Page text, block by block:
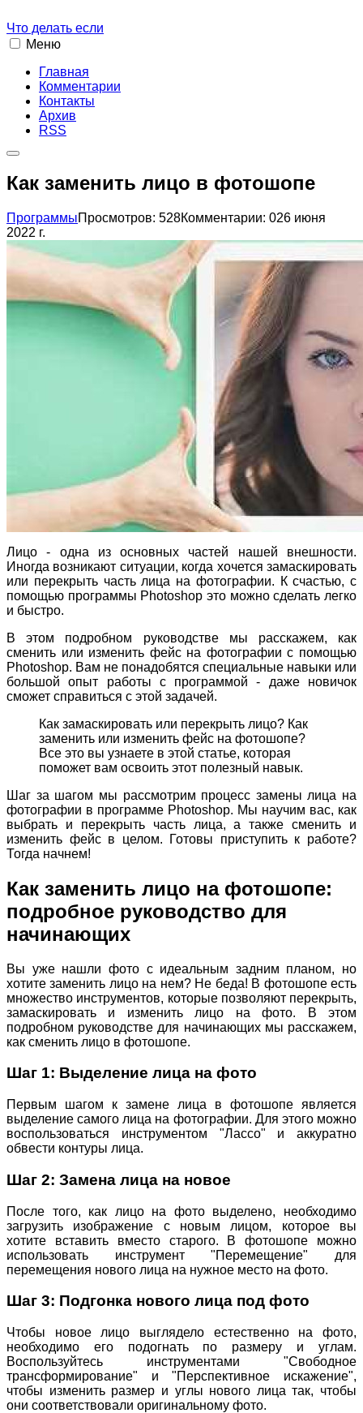
Что делать если
Меню
Главная
Комментарии
Контакты
Архив
RSS
Как заменить лицо в фотошопе
ПрограммыПросмотров: 528Комментарии: 026 июня
2022 г.
Лицо - одна из основных частей нашей внешности.
Иногда возникают ситуации, когда хочется замаскировать
или перекрыть часть лица на фотографии. К счастью, с
помощью программы Photoshop это можно сделать легко
и быстро.
В этом подробном руководстве мы расскажем, как
сменить или изменить фейс на фотографии с помощью
Photoshop. Вам не понадобятся специальные навыки или
большой опыт работы с программой - даже новичок
сможет справиться с этой задачей.
Как замаскировать или перекрыть лицо? Как
заменить или изменить фейс на фотошопе?
Все это вы узнаете в этой статье, которая
поможет вам освоить этот полезный навык.
Шаг за шагом мы рассмотрим процесс замены лица на
фотографии в программе Photoshop. Мы научим вас, как
выбрать и перекрыть часть лица, а также сменить и
изменить фейс в целом. Готовы приступить к работе?
Тогда начнем!
Как заменить лицо на фотошопе:
подробное руководство для
начинающих
Вы уже нашли фото с идеальным задним планом, но
хотите заменить лицо на нем? Не беда! В фотошопе есть
множество инструментов, которые позволяют перекрыть,
замаскировать и изменить лицо на фото. В этом
подробном руководстве для начинающих мы расскажем,
как сменить лицо в фотошопе.
Шаг 1: Выделение лица на фото
Первым шагом к замене лица в фотошопе является
выделение самого лица на фотографии. Для этого можно
воспользоваться инструментом "Лассо" и аккуратно
обвести контуры лица.
Шаг 2: Замена лица на новое
После того, как лицо на фото выделено, необходимо
загрузить изображение с новым лицом, которое вы
хотите вставить вместо старого. В фотошопе можно
использовать инструмент "Перемещение" для
перемещения нового лица на нужное место на фото.
Шаг 3: Подгонка нового лица под фото
Чтобы новое лицо выглядело естественно на фото,
необходимо его подогнать по размеру и углам.
Воспользуйтесь инструментами "Свободное
трансформирование" и "Перспективное искажение",
чтобы изменить размер и углы нового лица так, чтобы
они соответствовали оригинальному фото.